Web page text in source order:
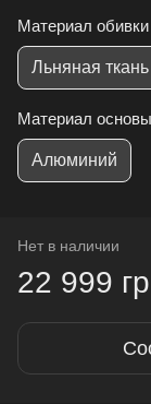
Материал обивки
Льняная ткань
Материал основы
Алюминий
Нет в наличии
22 999